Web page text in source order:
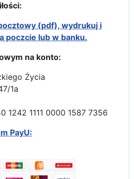
(pdf), wydrukuj i
poczcie lub w banku.
na konto:
Życia
1a
1242 1111 0000 1587 7356
PayU: